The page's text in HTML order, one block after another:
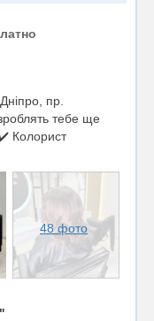
пр.
тебе ще
Колорист
48 фото